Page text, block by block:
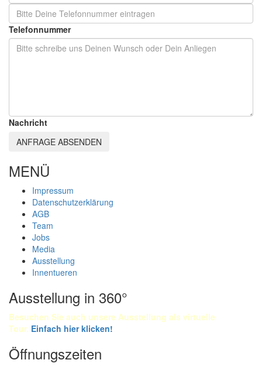
Telefonnummer
Nachricht
ANFRAGE ABSENDEN
MENÜ
Impressum
Datenschutzerklärung
AGB
Team
Jobs
Media
Ausstellung
Innentueren
Ausstellung in 360°
Besuchen Sie auch unsere Ausstellung als virtuelle
Tour. Einfach hier klicken!
Öffnungszeiten